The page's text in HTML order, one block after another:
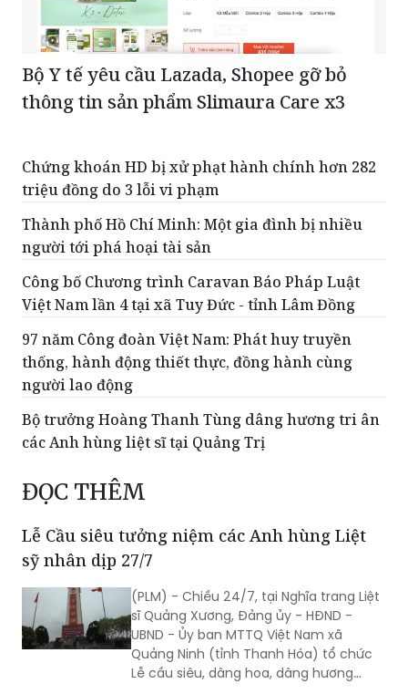
Bộ Y tế yêu cầu Lazada, Shopee gỡ bỏ
thông tin sản phẩm Slimaura Care x3
Chứng khoán HD bị xử phạt hành chính hơn 282
triệu đồng do 3 lỗi vi phạm
Thành phố Hồ Chí Minh: Một gia đình bị nhiều
người tới phá hoại tài sản
Công bố Chương trình Caravan Báo Pháp Luật
Việt Nam lần 4 tại xã Tuy Đức - tỉnh Lâm Đồng
​97 năm Công đoàn Việt Nam: Phát huy truyền
thống, hành động thiết thực, đồng hành cùng
người lao động
Bộ trưởng Hoàng Thanh Tùng dâng hương tri ân
các Anh hùng liệt sĩ tại Quảng Trị
ĐỌC THÊM
Lễ Cầu siêu tưởng niệm các Anh hùng Liệt
sỹ nhân dịp 27/7
(PLM) - Chiều 24/7, tại Nghĩa trang Liệt
sĩ Quảng Xương, Đảng ủy - HĐND -
UBND - Ủy ban MTTQ Việt Nam xã
Quảng Ninh (tỉnh Thanh Hóa) tổ chức
Lễ cầu siêu, dâng hoa, dâng hương